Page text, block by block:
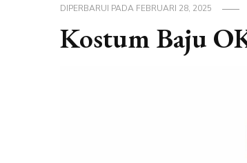
DIPERBARUI PADA FEBRUARI 28, 2025
Kostum Baju